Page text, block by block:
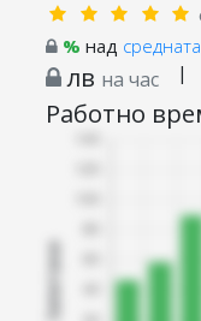
% над
лв на час |
Работно